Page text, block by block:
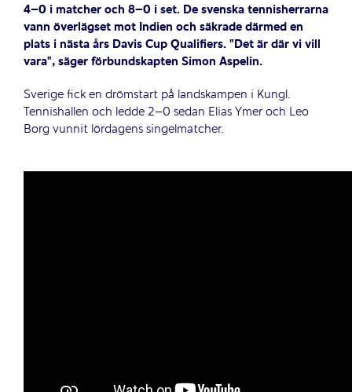
4–0 i matcher och 8–0 i set. De svenska tennisherrarna
vann överlägset mot Indien och säkrade därmed en
plats i nästa års Davis Cup Qualifiers. ”Det är där vi vill
vara”, säger förbundskapten Simon Aspelin.
Sverige fick en drömstart på landskampen i Kungl.
Tennishallen och ledde 2–0 sedan Elias Ymer och Leo
Borg vunnit lördagens singelmatcher.